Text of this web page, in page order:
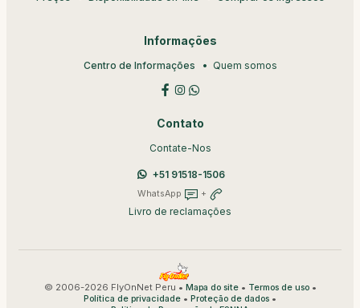
Informações
Centro de Informações Quem somos
Contato
Contate-Nos
+51 91518-1506
WhatsApp +
Livro de reclamações
© 2006-2026 FlyOnNet Peru • Mapa do site• Termos de uso•
Política de privacidade • Proteção de dados •